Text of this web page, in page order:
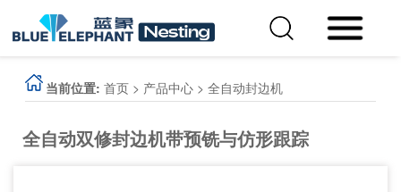
当前位置: 首页> 产品中心> 全自动封边机
全自动双修封边机带预铣与仿形跟踪